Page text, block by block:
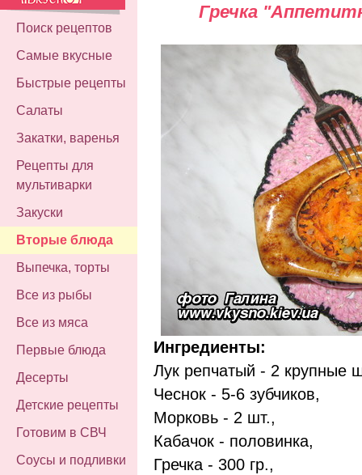
Поиск рецептов
Самые вкусные
Быстрые рецепты
Салаты
Закатки, варенья
Рецепты для
мультиварки
Закуски
Вторые блюда
Выпечка, торты
Все из рыбы
Все из мяса
Первые блюда
Десерты
Детские рецепты
Готовим в СВЧ
Соусы и подливки
Гречка
Ингредиенты:
Лук репчатый - 2 крупные
Чеснок - 5-6 зубчиков,
Морковь - 2 шт.,
Кабачок - половинка,
Гречка - 300 гр.,